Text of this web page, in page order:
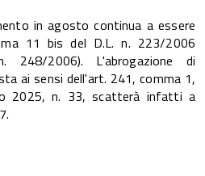
in agosto continua a essere
11 bis del D.L. n. 223/2006
248/2006). L'abrogazione di
ai sensi dell'art. 241, comma 1,
2025, n. 33, scatterà infatti a